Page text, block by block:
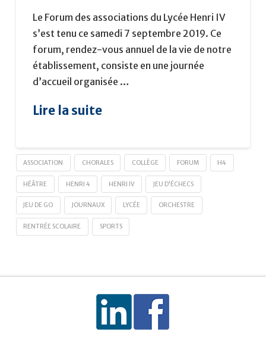
Le Forum des associations du Lycée Henri IV
s’est tenu ce samedi 7 septembre 2019. Ce
forum, rendez-vous annuel de la vie de notre
établissement, consiste en une journée
d’accueil organisée …
Lire la suite
ASSOCIATION CHORALES COLLÈGE FORUM H4
HÉÂTRE HENRI 4 HENRI IV JEU D'ÉCHECS
JEU DE GO JOURNAUX LYCÉE ORCHESTRE
RENTRÉE SCOLAIRE SPORTS